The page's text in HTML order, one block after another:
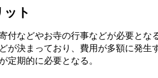
ト
付などやお寺の行事などが必要とな
が決まっており、費用が多額に発生
定期的に必要となる。